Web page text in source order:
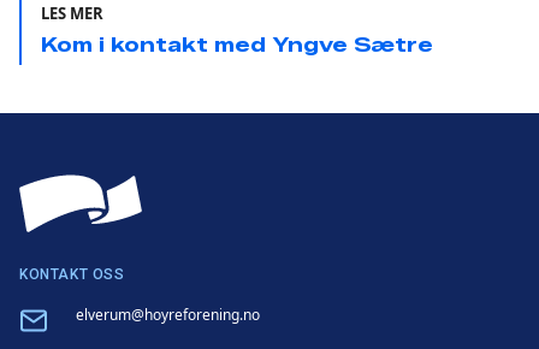
LES MER
Kom i kontakt med Yngve Sætre
KONTAKT OSS
Email elverum@hoyreforening.no